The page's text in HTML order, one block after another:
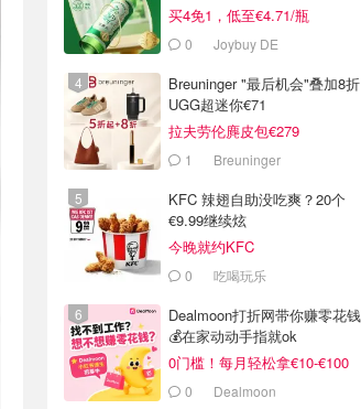
买4免1，低至€4.71/瓶
0 Joybuy DE
Breuninger "最后机会"叠加8折
UGG超迷你€71
拉夫劳伦麂皮包€279
1 Breuninger
KFC 辣翅自助没吃爽？20个
€9.99继续炫
今晚就约KFC
0 吃喝玩乐
Dealmoon打折网带你赚零花钱
💰在家动动手指就ok
0门槛！每月轻松拿€10-€100
0 Dealmoon